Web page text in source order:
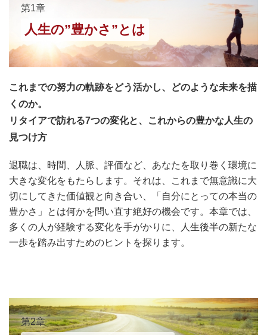
第1章
人生の”豊かさ”とは
これまでの努力の軌跡をどう活かし、どのような未来を描
くのか。
リタイアで訪れる7つの変化と、これからの豊かな人生の
見つけ方
退職は、時間、人脈、評価など、あなたを取り巻く環境に
大きな変化をもたらします。それは、これまで無意識に大
切にしてきた価値観と向き合い、「自分にとっての本当の
豊かさ」とは何かを問い直す絶好の機会です。本章では、
多くの人が経験する変化を手がかりに、人生後半の新たな
一歩を踏み出すためのヒントを探ります。
第2章